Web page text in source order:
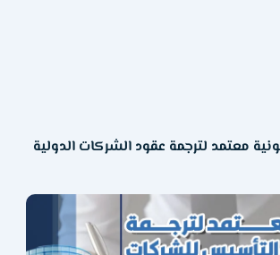
معتمد لترجمة عقود الشركات الدولية